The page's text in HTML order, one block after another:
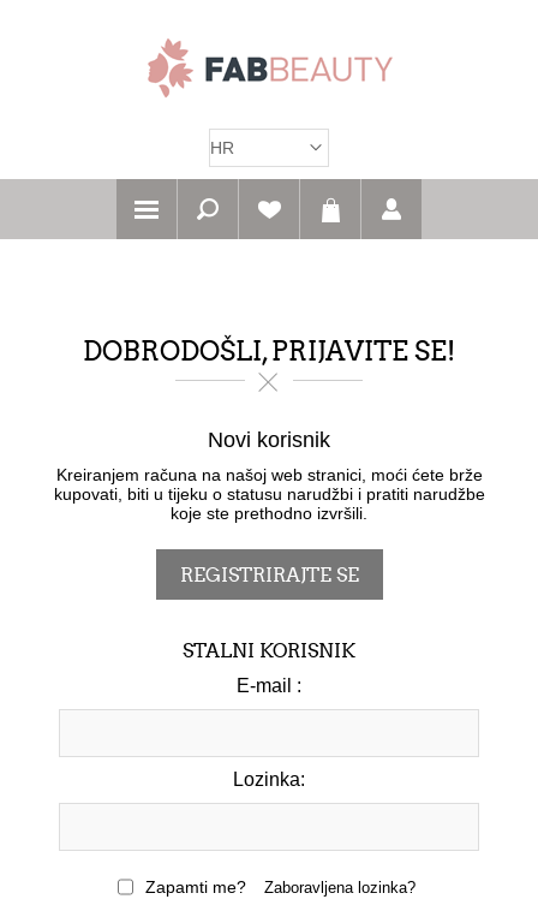
DOBRODOŠLI, PRIJAVITE SE!
Novi korisnik
Kreiranjem računa na našoj web stranici, moći ćete brže
kupovati, biti u tijeku o statusu narudžbi i pratiti narudžbe
koje ste prethodno izvršili.
STALNI KORISNIK
E-mail :
Lozinka:
Zapamti me? Zaboravljena lozinka?